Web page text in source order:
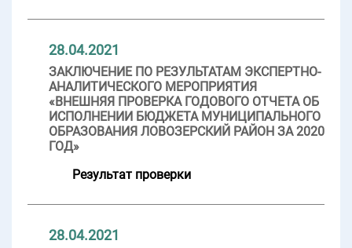
28.04.2021
ЗАКЛЮЧЕНИЕ ПО РЕЗУЛЬТАТАМ ЭКСПЕРТНО-
АНАЛИТИЧЕСКОГО МЕРОПРИЯТИЯ
«ВНЕШНЯЯ ПРОВЕРКА ГОДОВОГО ОТЧЕТА ОБ
ИСПОЛНЕНИИ БЮДЖЕТА МУНИЦИПАЛЬНОГО
ОБРАЗОВАНИЯ ЛОВОЗЕРСКИЙ РАЙОН ЗА 2020
ГОД»
Результат проверки
28.04.2021